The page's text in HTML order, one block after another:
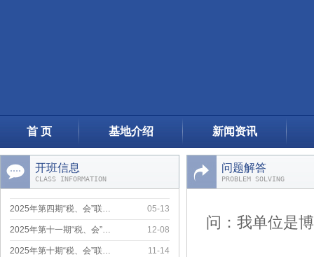
首 页 基地介绍 新闻资讯
开班信息
CLASS INFORMATION
上海市小微企业财会服务月活动…
2025年第六期“税、会”联…
小微课堂--《民间非营利组织…
2025年第五期“税会”联训…
2025年第四期“税、会”联… 05-13
2025年第十一期“税、会”… 12-08
2025年第十期“税、会”联… 11-14
问题解答
PROBLEM SOLVING
问：我单位是